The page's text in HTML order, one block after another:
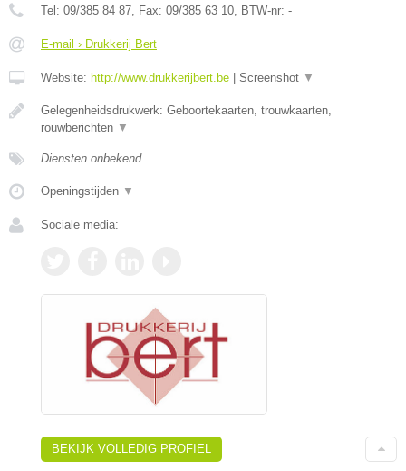
Tel: 09/385 84 87 , Fax: 09/385 63 10 , BTW-nr: -
E-mail › Drukkerij Bert
Website: http://www.drukkerijbert.be | Screenshot ▼
Gelegenheidsdrukwerk: Geboortekaarten, trouwkaarten,
rouwberichten ▼
Diensten onbekend
Openingstijden ▼
Sociale media:
BEKIJK VOLLEDIG PROFIEL